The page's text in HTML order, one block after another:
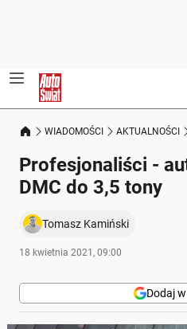
WIADOMOŚCI AKTUALNOŚCI
Profesjonaliści -
DMC do 3,5 tony
Tomasz Kamiński
18 kwietnia 2021, 09:00
Dodaj